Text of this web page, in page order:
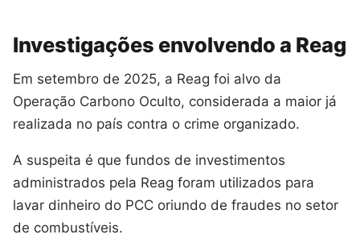
Investigações envolvendo a Reag
Em setembro de 2025, a Reag foi alvo da
Operação Carbono Oculto, considerada a maior já
realizada no país contra o crime organizado.
A suspeita é que fundos de investimentos
administrados pela Reag foram utilizados para
lavar dinheiro do PCC oriundo de fraudes no setor
de combustíveis.